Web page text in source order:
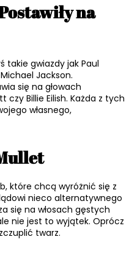
na
takie gwiazdy jak Paul
Jackson.
się na głowach
czy Billie Eilish. Każda z tych
własnego,
które chcą wyróżnić się z
nieco alternatywnego
się na włosach gęstych
nie jest to wyjątek. Oprócz
twarz.